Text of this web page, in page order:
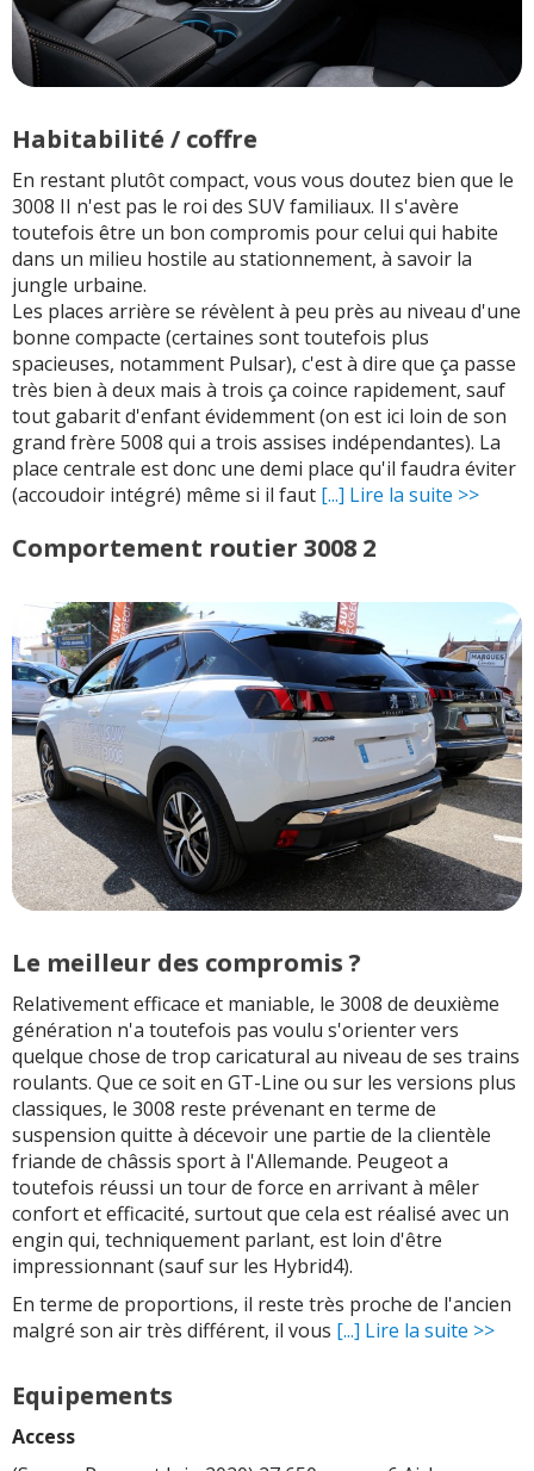
Habitabilité / coffre
En restant plutôt compact, vous vous doutez bien que le
3008 II n'est pas le roi des SUV familiaux. Il s'avère
toutefois être un bon compromis pour celui qui habite
dans un milieu hostile au stationnement, à savoir la
jungle urbaine.
Les places arrière se révèlent à peu près au niveau d'une
bonne compacte (certaines sont toutefois plus
spacieuses, notamment Pulsar), c'est à dire que ça passe
très bien à deux mais à trois ça coince rapidement, sauf
tout gabarit d'enfant évidemment (on est ici loin de son
grand frère 5008 qui a trois assises indépendantes). La
place centrale est donc une demi place qu'il faudra éviter
(accoudoir intégré) même si il faut [...] Lire la suite >>
Comportement routier 3008 2
Le meilleur des compromis ?
Relativement efficace et maniable, le 3008 de deuxième
génération n'a toutefois pas voulu s'orienter vers
quelque chose de trop caricatural au niveau de ses trains
roulants. Que ce soit en GT-Line ou sur les versions plus
classiques, le 3008 reste prévenant en terme de
suspension quitte à décevoir une partie de la clientèle
friande de châssis sport à l'Allemande. Peugeot a
toutefois réussi un tour de force en arrivant à mêler
confort et efficacité, surtout que cela est réalisé avec un
engin qui, techniquement parlant, est loin d'être
impressionnant (sauf sur les Hybrid4).
En terme de proportions, il reste très proche de l'ancien
malgré son air très différent, il vous [...] Lire la suite >>
Equipements
Access